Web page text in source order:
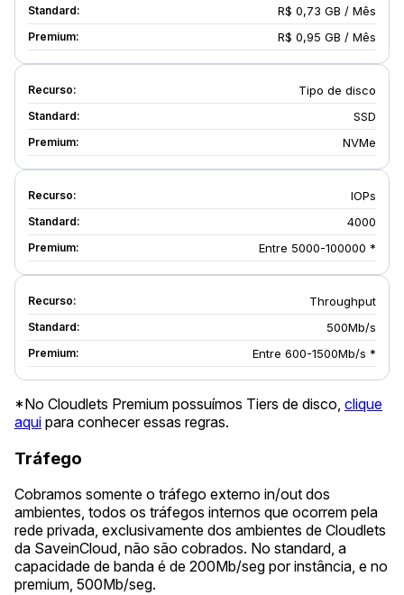
R$ 0,73 GB / Mês
R$ 0,95 GB / Mês
Tipo de disco
SSD
NVMe
IOPs
4000
Entre 5000-100000 *
Throughput
500Mb/s
Entre 600-1500Mb/s *
*No Cloudlets Premium possuímos Tiers de disco, clique
aqui para conhecer essas regras.
Tráfego
Cobramos somente o tráfego externo in/out dos
ambientes, todos os tráfegos internos que ocorrem pela
rede privada, exclusivamente dos ambientes de Cloudlets
da SaveinCloud, não são cobrados. No standard, a
capacidade de banda é de 200Mb/seg por instância, e no
premium, 500Mb/seg.